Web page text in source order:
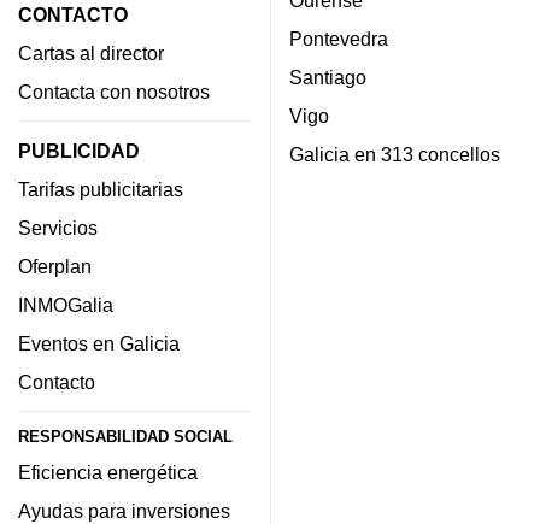
CONTACTO
Cartas al director
Contacta con nosotros
PUBLICIDAD
Tarifas publicitarias
Servicios
Oferplan
INMOGalia
Eventos en Galicia
Contacto
RESPONSABILIDAD SOCIAL
Eficiencia energética
Ayudas para inversiones
Pontevedra
Santiago
Vigo
Galicia en 313 concellos